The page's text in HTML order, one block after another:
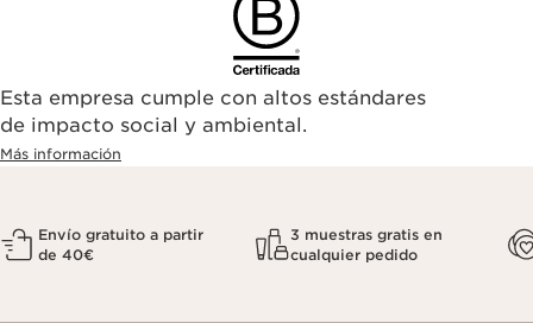
Esta empresa cumple con altos estándares
de impacto social y ambiental.
Más información
Envío gratuito a partir
de 40€
3 muestras gratis en
cualquier pedido